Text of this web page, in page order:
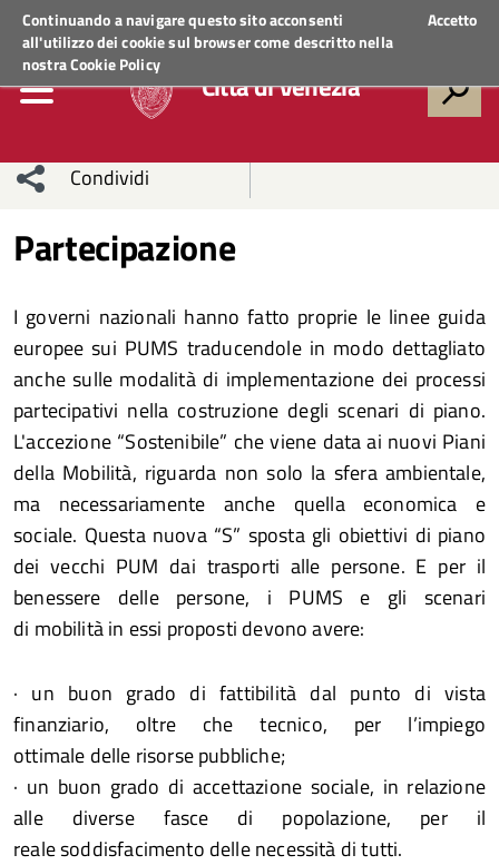
Continuando a navigare questo sito acconsenti
all'utilizzo dei cookie sul browser come descritto nella
nostraCookie Policy
Accetto
Regione VenetoACCEDI AI SERVIZI
Città di Venezia
Condividi
network
Condividi
Condividi
Facebook
su
Twitter
Condividi
su
Facebook
Condividi
su
Whatsapp
Partecipazione
I governi nazionali hanno fatto proprie le linee guida
europee sui PUMS traducendole in modo dettagliato
anche sulle modalità di implementazione dei processi
partecipativi nella costruzione degli scenari di piano.
L'accezione “Sostenibile” che viene data ai nuovi Piani
della Mobilità, riguarda non solo la sfera ambientale,
ma necessariamente anche quella economica e
sociale. Questa nuova “S” sposta gli obiettivi di piano
dei vecchi PUM dai trasporti alle persone. E per il
benessere delle persone, i PUMS e gli scenari
di mobilità in essi proposti devono avere:
· un buon grado di fattibilità dal punto di vista
finanziario, oltre che tecnico, per l’impiego
ottimale delle risorse pubbliche;
· un buon grado di accettazione sociale, in relazione
alle diverse fasce di popolazione, per il
reale soddisfacimento delle necessità di tutti.